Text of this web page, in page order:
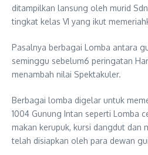
ditampilkan lansung oleh murid
tingkat kelas VI yang ikut
Pasalnya berbagai Lomba antara
seminggu sebelum6 peringatan
menambah nilai Spektakuler.
Berbagai lomba digelar untuk
1004 Gunung Intan seperti Lomba
makan kerupuk, kursi dangdut dan
telah disiapkan oleh para dewan